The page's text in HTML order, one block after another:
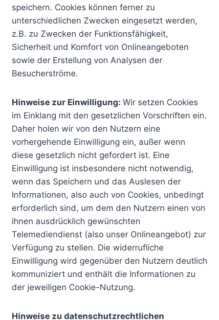
speichern. Cookies können ferner zu
unterschiedlichen Zwecken eingesetzt werden,
z.B. zu Zwecken der Funktionsfähigkeit,
Sicherheit und Komfort von Onlineangeboten
sowie der Erstellung von Analysen der
Besucherströme.
Hinweise zur Einwilligung: Wir setzen Cookies
im Einklang mit den gesetzlichen Vorschriften ein.
Daher holen wir von den Nutzern eine
vorhergehende Einwilligung ein, außer wenn
diese gesetzlich nicht gefordert ist. Eine
Einwilligung ist insbesondere nicht notwendig,
wenn das Speichern und das Auslesen der
Informationen, also auch von Cookies, unbedingt
erforderlich sind, um dem den Nutzern einen von
ihnen ausdrücklich gewünschten
Telemediendienst (also unser Onlineangebot) zur
Verfügung zu stellen. Die widerrufliche
Einwilligung wird gegenüber den Nutzern deutlich
kommuniziert und enthält die Informationen zu
der jeweiligen Cookie-Nutzung.
Hinweise zu datenschutzrechtlichen